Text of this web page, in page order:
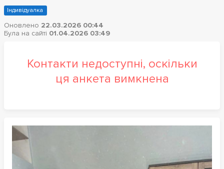
Індивідуалка
Оновлено 22.03.2026 00:44
Була на сайті 01.04.2026 03:49
Контакти недоступні, оскільки
ця анкета вимкнена